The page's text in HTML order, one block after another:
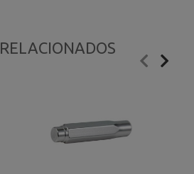
RELACIONADOS